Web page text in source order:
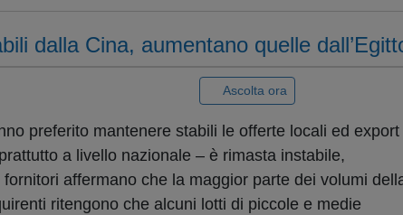
dalla Cina, aumentano quelle
Ascolta ora
preferito mantenere stabili le offerte locali ed export
a livello nazionale – è rimasta instabile,
affermano che la maggior parte dei volumi
ritengono che alcuni lotti di piccole e medie